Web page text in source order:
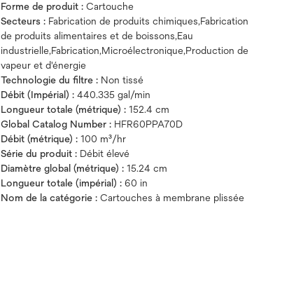
Forme de produit :Cartouche
Secteurs : Fabrication de produits chimiques,Fabrication
de produits alimentaires et de boissons,Eau
industrielle,Fabrication,Microélectronique,Production de
vapeur et d'énergie
Technologie du filtre : Non tissé
Débit (Impérial) :440.335 gal/min
Longueur totale (métrique) :152.4 cm
Global Catalog Number : HFR60PPA70D
Débit (métrique) :100 m³/hr
Série du produit : Débit élevé
Diamètre global (métrique) :15.24 cm
Longueur totale (impérial) :60 in
Nom de la catégorie :Cartouches à membrane plissée